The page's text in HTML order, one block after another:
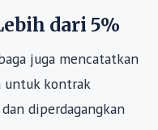
dari 5%
juga mencatatkan
untuk kontrak
dan diperdagangkan